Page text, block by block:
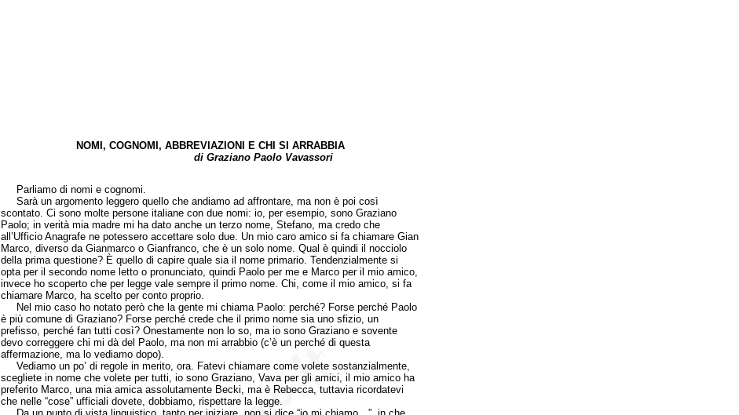
NOMI, COGNOMI, ABBREVIAZIONI E CHI SI ARRABBIA
di Graziano Paolo Vavassori
Parliamo di nomi e cognomi.
Sarà un argomento leggero quello che andiamo ad affrontare, ma non è poi così
scontato. Ci sono molte persone italiane con due nomi: io, per esempio, sono Graziano
Paolo; in verità mia madre mi ha dato anche un terzo nome, Stefano, ma credo che
all’Ufficio Anagrafe ne potessero accettare solo due. Un mio caro amico si fa chiamare Gian
Marco, diverso da Gianmarco o Gianfranco, che è un solo nome. Qual è quindi il nocciolo
della prima questione? È quello di capire quale sia il nome primario. Tendenzialmente si
opta per il secondo nome letto o pronunciato, quindi Paolo per me e Marco per il mio amico,
invece ho scoperto che per legge vale sempre il primo nome. Chi, come il mio amico, si fa
chiamare Marco, ha scelto per conto proprio.
Nel mio caso ho notato però che la gente mi chiama Paolo: perché? Forse perché Paolo
è più comune di Graziano? Forse perché crede che il primo nome sia uno sfizio, un
prefisso, perché fan tutti così? Onestamente non lo so, ma io sono Graziano e sovente
devo correggere chi mi dà del Paolo, ma non mi arrabbio (c’è un perché di questa
affermazione, ma lo vediamo dopo).
Vediamo un po’ di regole in merito, ora. Fatevi chiamare come volete sostanzialmente,
scegliete in nome che volete per tutti, io sono Graziano, Vava per gli amici, il mio amico ha
preferito Marco, una mia amica assolutamente Becki, ma è Rebecca, tuttavia ricordatevi
che nelle “cose” ufficiali dovete, dobbiamo, rispettare la legge.